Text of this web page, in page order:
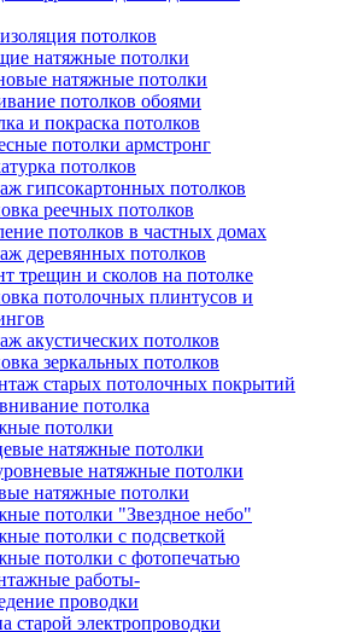
потолков
натяжные потолки
натяжные потолки
потолков обоями
и покраска потолков
потолки армстронг
потолков
гипсокартонных потолков
реечных потолков
потолков в частных домах
деревянных потолков
трещин и сколов на потолке
потолочных плинтусов и
акустических потолков
зеркальных потолков
старых потолочных покрытий
потолка
потолки
натяжные потолки
натяжные потолки
натяжные потолки
потолки "Звездное небо"
потолки с подсветкой
потолки с фотопечатью
работы-
проводки
старой электропроводки